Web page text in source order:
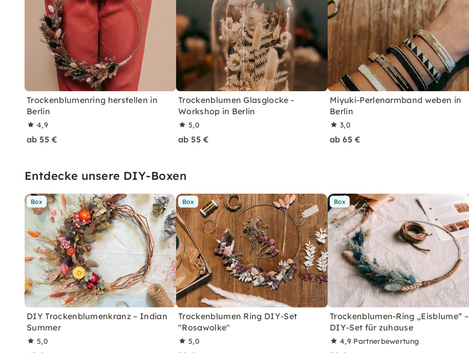
Trockenblumenring herstellen in
Berlin
4,9
ab 55 €
Trockenblumen Glasglocke -
Workshop in Berlin
5,0
ab 55 €
Miyuki-Perlenarmband weben in
Berlin
3,0
ab 65 €
Entdecke unsere DIY-Boxen
Box
DIY Trockenblumenkranz – Indian
Summer
5,0
Box
Trockenblumen Ring DIY-Set
"Rosawolke"
5,0
Box
Trockenblumen-Ring „Eisblume“ –
DIY-Set für zuhause
4,9 Partnerbewertung